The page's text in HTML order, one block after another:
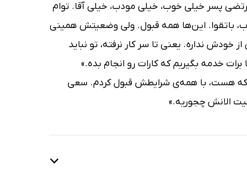
پسر خیلی خوب، خیلی مودب، خیلی آقا. توام
باتقوا. این‌ها همه قبول. ولی وضعیتش همینی
نداره. یعنی تا سر کار نرفته، تو نباید
خدمه بگیریم که کارات رو انجام بده.»
که هست، با همه‌ی شرایطش قبول کردم. سعی
الانش چجوریه.»